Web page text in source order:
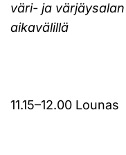
väri- ja
aikavälillä
11.15–12.00 Lounas